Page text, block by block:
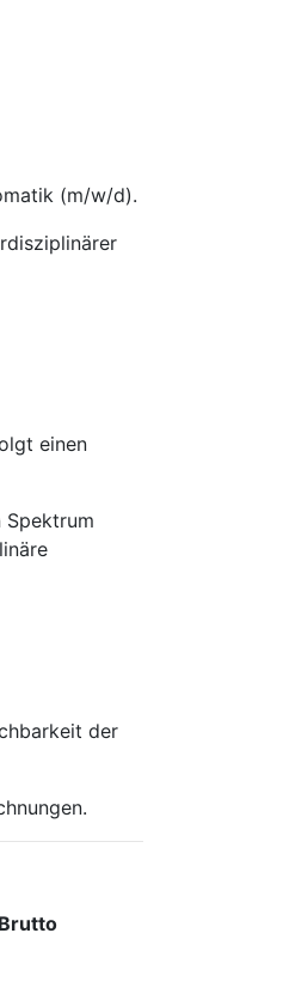
(m/w/d).
einen
der